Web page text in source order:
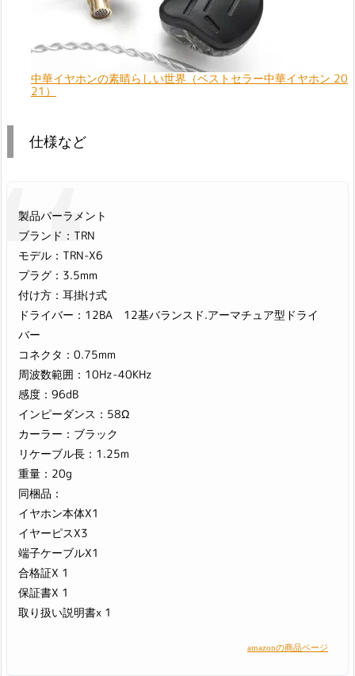
中華イヤホンの素晴らしい世界（ベストセラー中華イヤホン 20
21）
仕様など
製品パーラメント
ブランド：TRN
モデル：TRN-X6
プラグ：3.5mm
付け方：耳掛け式
ドライバー：12BA 12基バランスド.アーマチュア型ドライ
バー
コネクタ：0.75mm
周波数範囲：10Hz-40KHz
感度：96dB
インピーダンス：58Ω
カーラー：ブラック
リケーブル長：1.25m
重量：20g
同梱品：
イヤホン本体X1
イヤーピスX3
端子ケーブルX1
合格証X 1
保証書X 1
取り扱い説明書x 1
amazonの商品ページ